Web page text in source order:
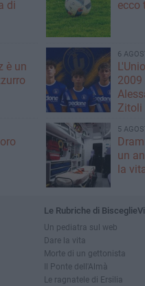
di
ecco
è un
6
2009
Zitoli
5
un
la
Le Rubriche di
Un pediatra sul web
Dare la vita
Morte di un gettonista
Il Ponte dell'Almà
Le ragnatele di Ersilia